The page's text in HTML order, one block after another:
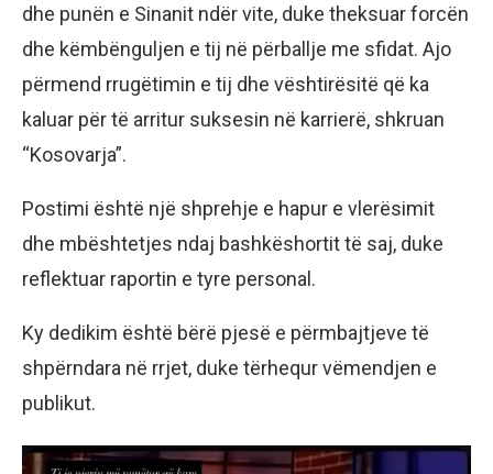
dhe punën e Sinanit ndër vite, duke theksuar forcën
dhe këmbënguljen e tij në përballje me sfidat. Ajo
përmend rrugëtimin e tij dhe vështirësitë që ka
kaluar për të arritur suksesin në karrierë, shkruan
“Kosovarja”.
Postimi është një shprehje e hapur e vlerësimit
dhe mbështetjes ndaj bashkëshortit të saj, duke
reflektuar raportin e tyre personal.
Ky dedikim është bërë pjesë e përmbajtjeve të
shpërndara në rrjet, duke tërhequr vëmendjen e
publikut.